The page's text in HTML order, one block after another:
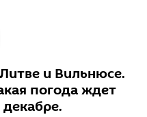
и Вильнюсе.
погода ждет